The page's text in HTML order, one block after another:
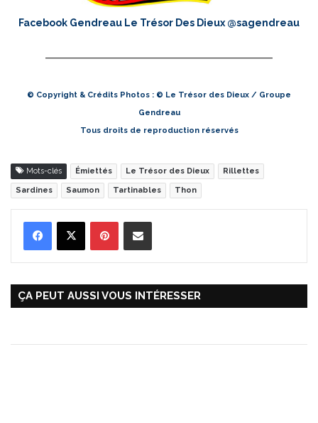
Facebook Gendreau Le Trésor Des Dieux @sagendreau
© Copyright & Crédits Photos : © Le Trésor des Dieux / Groupe
Gendreau
Tous droits de reproduction réservés
Mots-clés Émiettés Le Trésor des Dieux Rillettes
Sardines Saumon Tartinables Thon
ÇA PEUT AUSSI VOUS INTÉRESSER